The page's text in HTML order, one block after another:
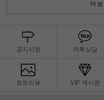
더보
공지사항 카톡상담
포토리뷰 VIP 게시판